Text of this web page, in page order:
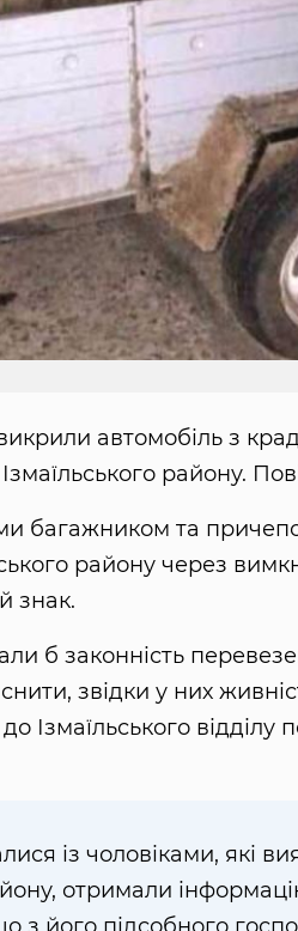
автомобіль з
району.
багажником та
району через
знак.
б законність
звідки у них
Ізмаїльського відділу
із чоловіками, які
отримали
з його підсобного